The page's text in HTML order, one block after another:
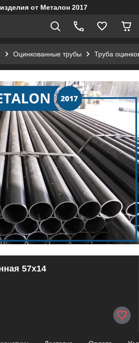
от Металон 2017
Оцинкованные трубы Труба
57х14